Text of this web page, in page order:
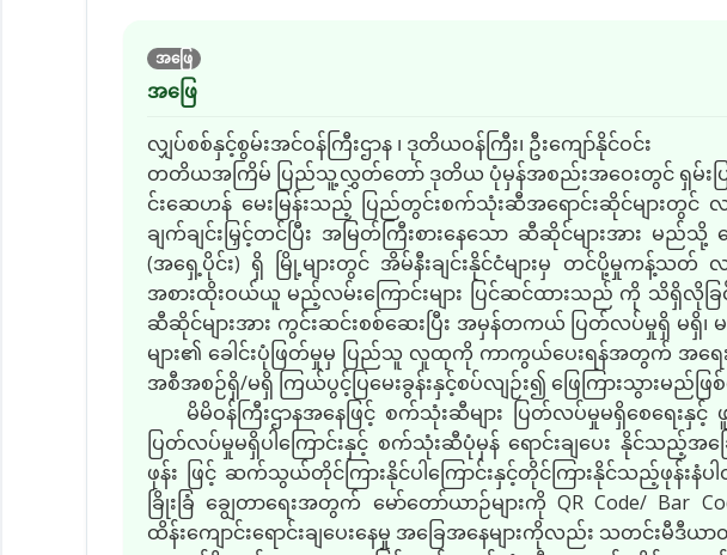
အဖြေ
အဖြေ
လျှပ်စစ်နှင့်စွမ်းအင်ဝန်ကြီးဌာန ၊ ဒုတိယဝန်ကြီး၊ ဦးကျော်နိုင်ဝင်း
တတိယအကြိမ် ပြည်သူ့လွှတ်တော် ဒုတိယ ပုံမှန်အစည်းအဝေးတွင် ရှမ်းပြ
င်းဆေဟန် မေးမြန်းသည့် ပြည်တွင်းစက်သုံးဆီအရောင်းဆိုင်များတွင် လက်
ချက်ချင်းမြှင့်တင်ပြီး အမြတ်ကြီးစားနေသော ဆီဆိုင်များအား
(အရှေ့ပိုင်း) ရှိ မြို့များတွင် အိမ်နီးချင်းနိုင်ငံများမှ တင်ပို့မှုကန့်
အစားထိုးဝယ်ယူ မည့်လမ်းကြောင်းများ ပြင်ဆင်ထားသည် ကို သိရှိလိုခြင်
ဆီဆိုင်များအား ကွင်းဆင်းစစ်ဆေးပြီး အမှန်တကယ် ပြတ်လပ်မှုရှိ မရှိ၊
များ၏ ခေါင်းပုံဖြတ်မှုမှ ပြည်သူ လူထုကို ကာကွယ်ပေးရန်အတွက် အရေ
အစီအစဉ်ရှိ/မရှိ ကြယ်ပွင့်ပြမေးခွန်းနှင့်စပ်လျဉ်း၍ ဖြေကြားသွားမည်ဖြစ်
မိမိဝန်ကြီးဌာနအနေဖြင့် စက်သုံးဆီများ ပြတ်လပ်မှုမရှိစေရေး
ပြတ်လပ်မှုမရှိပါကြောင်းနှင့် စက်သုံးဆီပုံမှန် ရောင်းချပေး နိုင်သည့်အခ
ဖုန်း ဖြင့် ဆက်သွယ်တိုင်ကြားနိုင်ပါကြောင်းနှင့်တိုင်ကြားနိုင်သည့်ဖုန်းနံ
ခြိုးခြံ ချွေတာရေးအတွက် မော်တော်ယာဉ်များကို QR Code/ Bar
ထိန်းကျောင်းရောင်းချပေးနေမှု အခြေအနေများကိုလည်း သတင်းမီ